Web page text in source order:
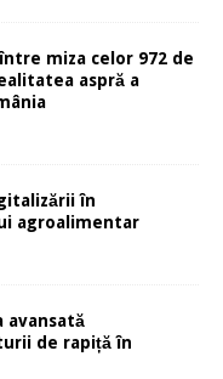
miza celor 972 de
aspră a
în
agroalimentar
avansată
de rapiță în